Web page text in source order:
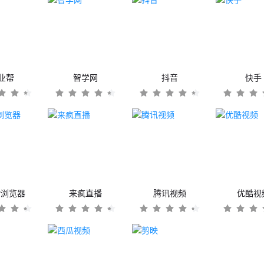
帮 智学网 抖音 快手
览器 来疯直播 腾讯视频 优酷视